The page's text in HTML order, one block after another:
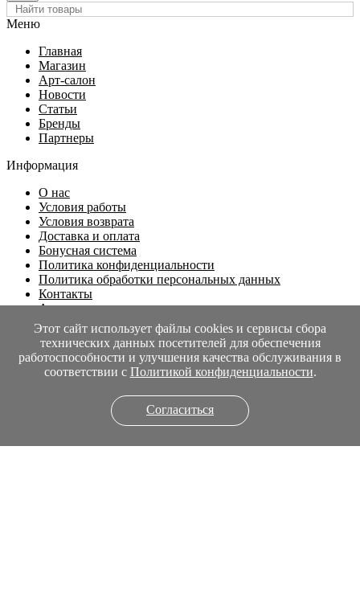
Этот сайт использует файлы cookies и сервисы сбора
технических данных посетителей для обеспечения
работоспособности и улучшения качества обслуживания в
соответствии с Политикой конфиденциальности.
Согласиться
Меню
Главная
Магазин
Арт-салон
Новости
Статьи
Бренды
Партнеры
Информация
О нас
Условия работы
Условия возврата
Доставка и оплата
Бонусная система
Политика конфиденциальности
Политика обработки персональных данных
Контакты
Адрес склада
Личный кабинет
Вход
Регистрация